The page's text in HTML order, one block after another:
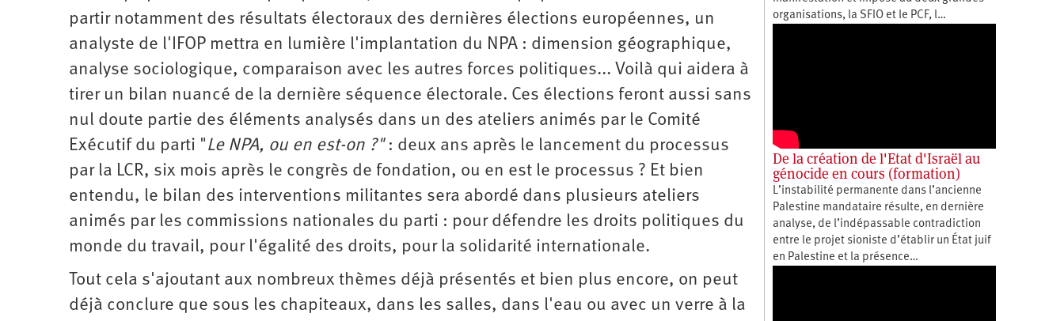
partir notamment des résultats électoraux des dernières élections européennes, un
analyste de l'IFOP mettra en lumière l'implantation du NPA : dimension géographique,
analyse sociologique, comparaison avec les autres forces politiques... Voilà qui aidera à
tirer un bilan nuancé de la dernière séquence électorale. Ces élections feront aussi sans
nul doute partie des éléments analysés dans un des ateliers animés par le Comité
Exécutif du parti "Le NPA, ou en est-on ?" : deux ans après le lancement du processus
par la LCR, six mois après le congrès de fondation, ou en est le processus ? Et bien
entendu, le bilan des interventions militantes sera abordé dans plusieurs ateliers
animés par les commissions nationales du parti : pour défendre les droits politiques du
monde du travail, pour l'égalité des droits, pour la solidarité internationale.
Tout cela s'ajoutant aux nombreux thèmes déjà présentés et bien plus encore, on peut
déjà conclure que sous les chapiteaux, dans les salles, dans l'eau ou avec un verre à la
organisations, la SFIO et le PCF, l…
De la création de l'Etat d'Israël au
génocide en cours (formation)
L’instabilité permanente dans l’ancienne
Palestine mandataire résulte, en dernière
analyse, de l’indépassable contradiction
entre le projet sioniste d’établir un État juif
en Palestine et la présence…